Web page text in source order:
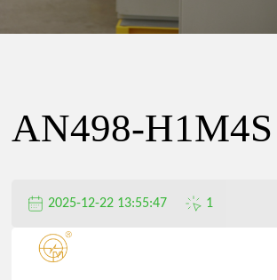
电
器
限
AN498-H1M4S
2025-12-22 13:55:47 1